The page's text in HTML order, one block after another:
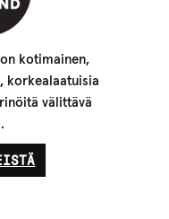
kotimainen,
korkealaatuisia
välittävä